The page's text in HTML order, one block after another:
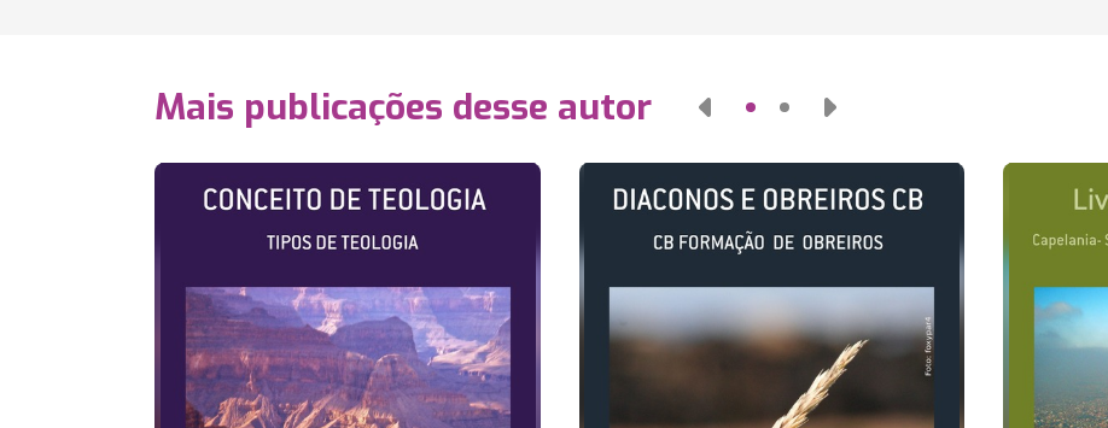
Mais publicações desse autor